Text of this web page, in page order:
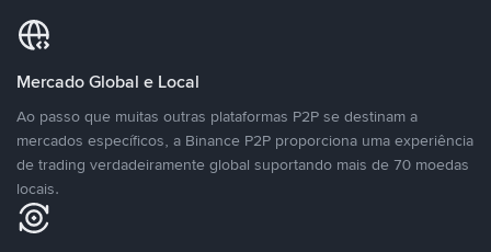
Mercado Global e Local
Ao passo que muitas outras plataformas P2P se destinam a
mercados específicos, a Binance P2P proporciona uma experiência
de trading verdadeiramente global suportando mais de 70 moedas
locais.